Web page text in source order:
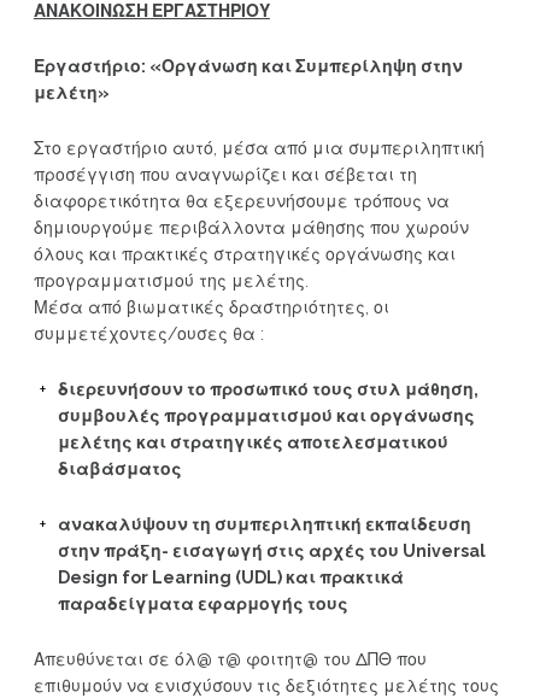
ΑΝΑΚΟΙΝΩΣΗ ΕΡΓΑΣΤΗΡΙΟΥ
Εργαστήριο: «Οργάνωση και Συμπερίληψη στην
μελέτη»
Στο εργαστήριο αυτό, μέσα από μια συμπεριληπτική
προσέγγιση που αναγνωρίζει και σέβεται τη
διαφορετικότητα θα εξερευνήσουμε τρόπους να
δημιουργούμε περιβάλλοντα μάθησης που χωρούν
όλους και πρακτικές στρατηγικές οργάνωσης και
προγραμματισμού της μελέτης.
Μέσα από βιωματικές δραστηριότητες, οι
συμμετέχοντες/ουσες θα :
διερευνήσουν το προσωπικό τους στυλ μάθηση,
συμβουλές προγραμματισμού και οργάνωσης
μελέτης και στρατηγικές αποτελεσματικού
διαβάσματος
ανακαλύψουν τη συμπεριληπτική εκπαίδευση
στην πράξη- εισαγωγή στις αρχές του Universal
Design for Learning (UDL) και πρακτικά
παραδείγματα εφαρμογής τους
Απευθύνεται σε όλ@ τ@ φοιτητ@ του ΔΠΘ που
επιθυμούν να ενισχύσουν τις δεξιότητες μελέτης τους